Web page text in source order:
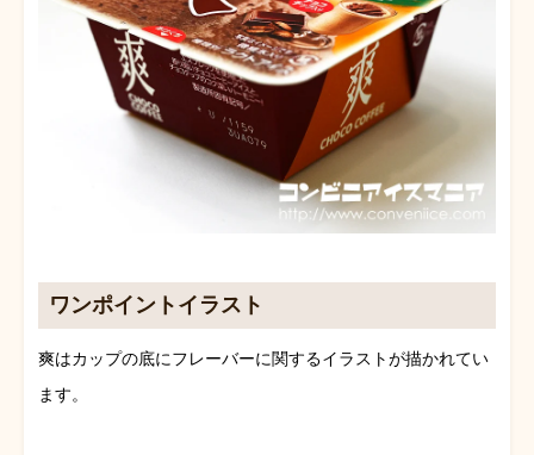
ワンポイントイラスト
爽はカップの底にフレーバーに関するイラストが描かれてい
ます。